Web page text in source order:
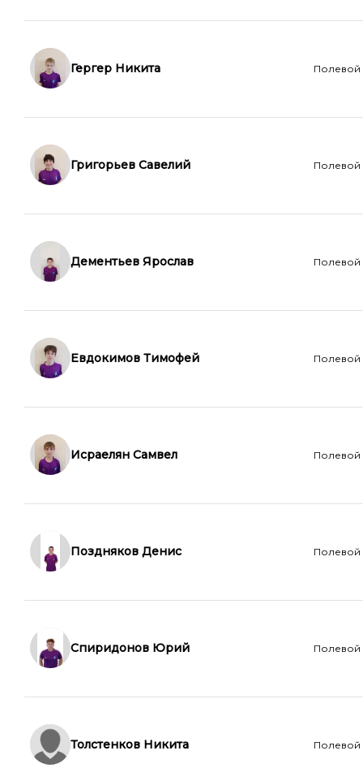
Гергер Никита Полевой
Григорьев Савелий Полевой
Дементьев Ярослав Полевой
Евдокимов Тимофей Полевой
Исраелян Самвел Полевой
Поздняков Денис Полевой
Спиридонов Юрий Полевой
Толстенков Никита Полевой